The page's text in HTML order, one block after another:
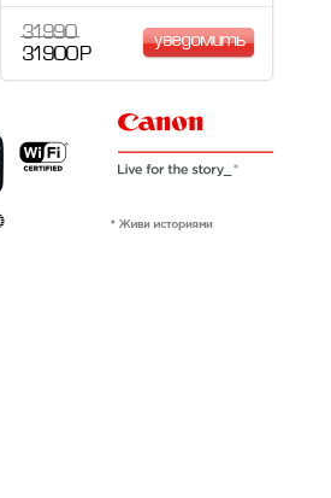
31 990
31 900 Р
уведомить